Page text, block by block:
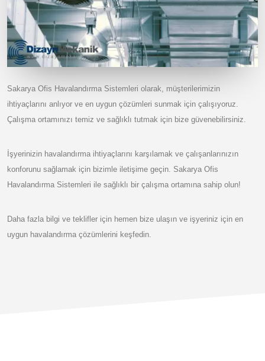
Sakarya Ofis Havalandırma Sistemleri olarak, müşterilerimizin
ihtiyaçlarını anlıyor ve en uygun çözümleri sunmak için çalışıyoruz.
Çalışma ortamınızı temiz ve sağlıklı tutmak için bize güvenebilirsiniz.
İşyerinizin havalandırma ihtiyaçlarını karşılamak ve çalışanlarınızın
konforunu sağlamak için bizimle iletişime geçin. Sakarya Ofis
Havalandırma Sistemleri ile sağlıklı bir çalışma ortamına sahip olun!
Daha fazla bilgi ve teklifler için hemen bize ulaşın ve işyeriniz için en
uygun havalandırma çözümlerini keşfedin.